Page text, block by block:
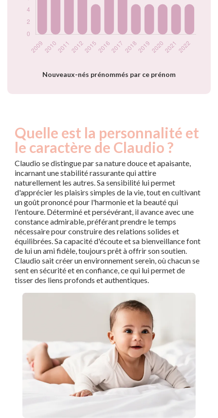
Nouveaux-nés prénommés par ce prénom
prénom Claudio
par année
Quelle est la personnalité et
le caractère de Claudio ?
Claudio se distingue par sa nature douce et apaisante,
incarnant une stabilité rassurante qui attire
naturellement les autres. Sa sensibilité lui permet
d'apprécier les plaisirs simples de la vie, tout en cultivant
un goût prononcé pour l'harmonie et la beauté qui
l'entoure. Déterminé et persévérant, il avance avec une
constance admirable, préférant prendre le temps
nécessaire pour construire des relations solides et
équilibrées. Sa capacité d'écoute et sa bienveillance font
de lui un ami fidèle, toujours prêt à offrir son soutien.
Claudio sait créer un environnement serein, où chacun se
sent en sécurité et en confiance, ce qui lui permet de
tisser des liens profonds et authentiques.